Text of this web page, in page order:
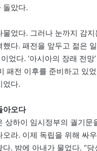
돌았다.
물었다. 그러나 눈까지 감
했다. 패전을 앞두고 젊은
었다. ‘아시아의 장래 전망
패전 이후를 준비하고 있
었다.
아오다
상하이 임시정부의 궐기문
라. 이제 독립을 위해 싸
다. 밤에 아내가 물었다. “